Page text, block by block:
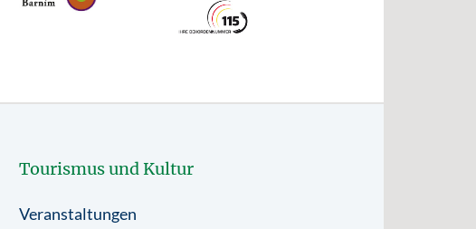
Tourismus und Kultur
Veranstaltungen